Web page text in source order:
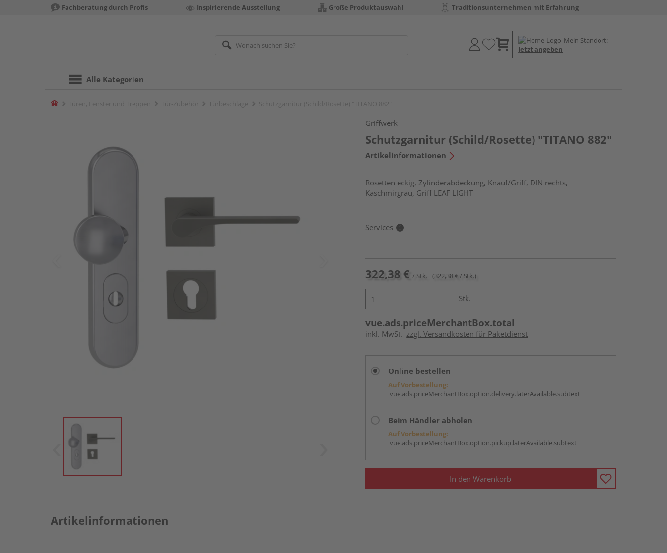
Fachberatung durch Profis Inspirierende Ausstellung Große Produktauswahl Traditionsunternehmen mit Erfahrung
Mein Standort:
Jetzt angeben
Alle Kategorien
Home
Griffwerk
Schutzgarnitur (Schild/Rosette) "TITANO 882"
Artikelinformationen
Rosetten eckig, Zylinderabdeckung, Knauf/Griff, DIN rechts,
Kaschmirgrau, Griff LEAF LIGHT
Services
322,38 € / Stk. (322,38 € / Stk.)
Stk.
vue.ads.priceMerchantBox.total
inkl. MwSt. zzgl. Versandkosten für Paketdienst
Online bestellen
Auf Vorbestellung:
vue.ads.priceMerchantBox.option.delivery.laterAvailable.subtext
Beim Händler abholen
Auf Vorbestellung:
vue.ads.priceMerchantBox.option.pickup.laterAvailable.subtext
In den Warenkorb
Artikelinformationen